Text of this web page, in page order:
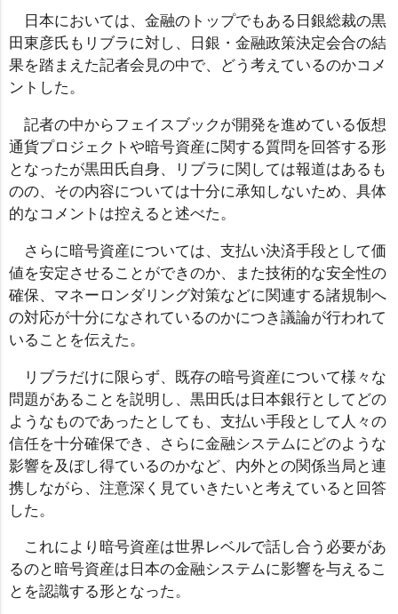
日本においては、金融のトップでもある日銀総裁の黒
田東彦氏もリブラに対し、日銀・金融政策決定会合の結
果を踏まえた記者会見の中で、どう考えているのかコメ
ントした。
記者の中からフェイスブックが開発を進めている仮想
通貨プロジェクトや暗号資産に関する質問を回答する形
となったが黒田氏自身、リブラに関しては報道はあるも
のの、その内容については十分に承知しないため、具体
的なコメントは控えると述べた。
さらに暗号資産については、支払い決済手段として価
値を安定させることができのか、また技術的な安全性の
確保、マネーロンダリング対策などに関連する諸規制へ
の対応が十分になされているのかにつき議論が行われて
いることを伝えた。
リブラだけに限らず、既存の暗号資産について様々な
問題があることを説明し、黒田氏は日本銀行としてどの
ようなものであったとしても、支払い手段として人々の
信任を十分確保でき、さらに金融システムにどのような
影響を及ぼし得ているのかなど、内外との関係当局と連
携しながら、注意深く見ていきたいと考えていると回答
した。
これにより暗号資産は世界レベルで話し合う必要があ
るのと暗号資産は日本の金融システムに影響を与えるこ
とを認識する形となった。